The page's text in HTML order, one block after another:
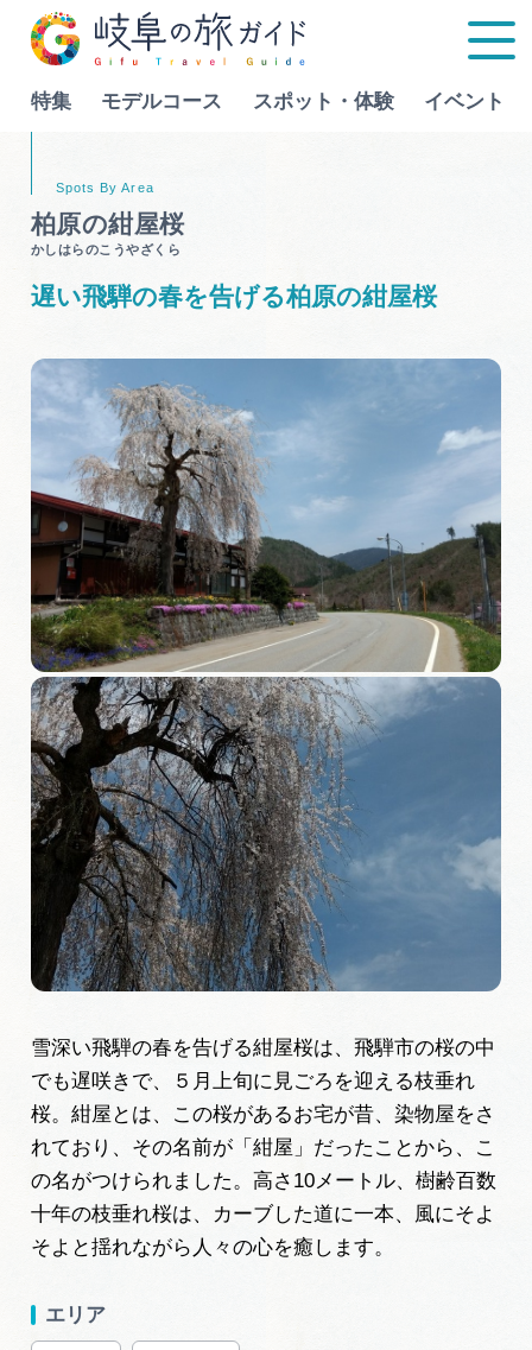
特集 モデルコース スポット・体験 イベント
スポット・体験
イベント
グルメ
旅の予約
アクセス
インフォメーション
ぎふ旅レポーター記事
早わかり岐阜
買い物・お土産
体験予約サイト「ＶＩＳＩＴ岐阜県」
岐阜県まるごと観光エリアガイド
岐阜県観光データベース
旅行会社・観光事業者の皆様へ
Language
行きたいリストを見る
柏原の紺屋桜
かしはらのこうやざくら
遅い飛騨の春を告げる柏原の紺屋桜
雪深い飛騨の春を告げる紺屋桜は、飛騨市の桜の中
でも遅咲きで、５月上旬に見ごろを迎える枝垂れ
桜。紺屋とは、この桜があるお宅が昔、染物屋をさ
れており、その名前が「紺屋」だったことから、こ
の名がつけられました。高さ10メートル、樹齢百数
十年の枝垂れ桜は、カーブした道に一本、風にそよ
そよと揺れながら人々の心を癒します。
エリア